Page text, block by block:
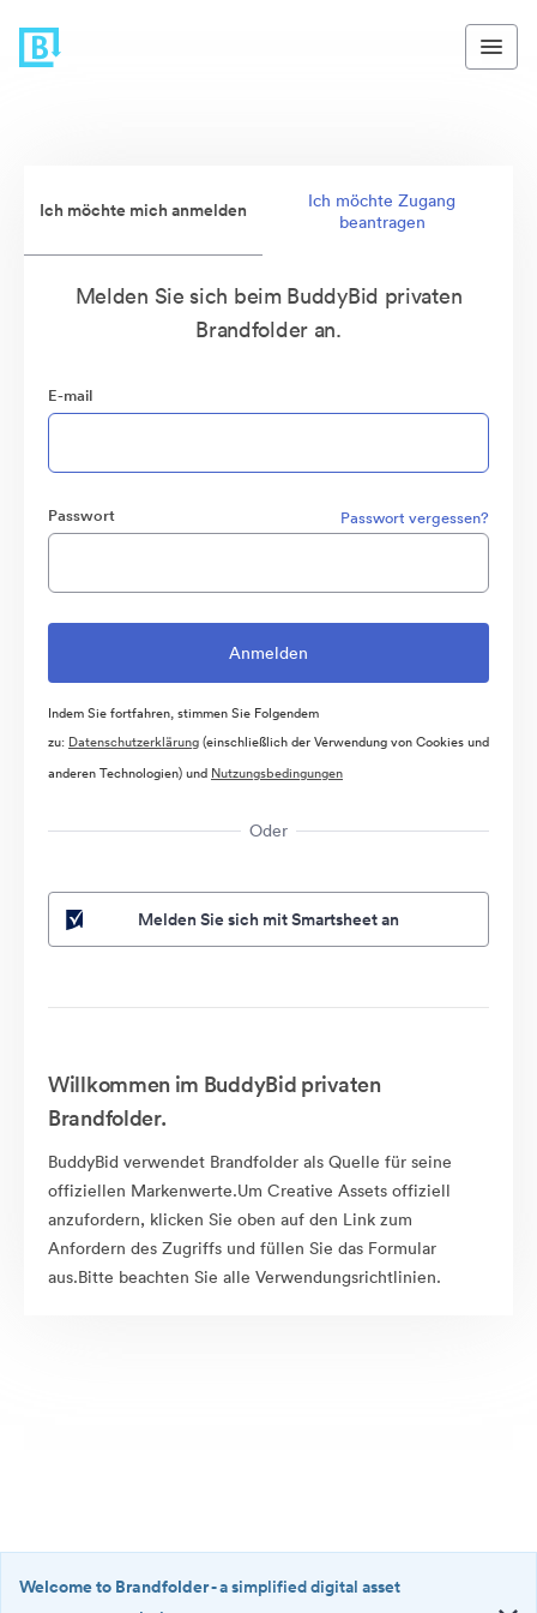
Ich möchte mich anmelden
Ich möchte Zugang
beantragen
Melden Sie sich beim BuddyBid privaten
Brandfolder an.
E-mail
Passwort Passwort vergessen?
Indem Sie fortfahren, stimmen Sie Folgendem
zu: Datenschutzerklärung(einschließlich der Verwendung von Cookies und
anderen Technologien) und Nutzungsbedingungen
Oder
Melden Sie sich mit Smartsheet an
Willkommen im BuddyBid privaten
Brandfolder.
BuddyBid verwendet Brandfolder als Quelle für seine
offiziellen Markenwerte.Um Creative Assets offiziell
anzufordern, klicken Sie oben auf den Link zum
Anfordern des Zugriffs und füllen Sie das Formular
aus.Bitte beachten Sie alle Verwendungsrichtlinien.
Welcome to Brandfolder- a simplified digital asset